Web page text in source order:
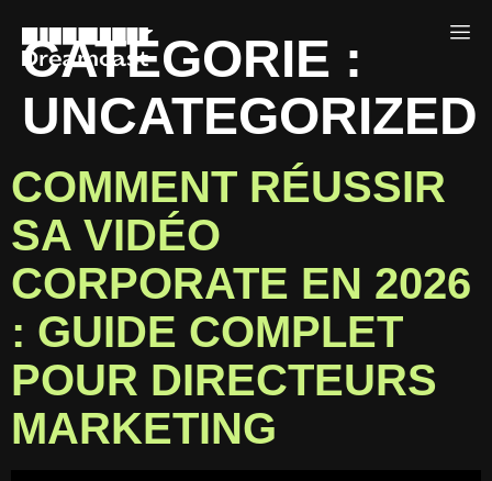
CATÉGORIE :
UNCATEGORIZED
COMMENT RÉUSSIR
SA VIDÉO
CORPORATE EN 2026
: GUIDE COMPLET
POUR DIRECTEURS
MARKETING